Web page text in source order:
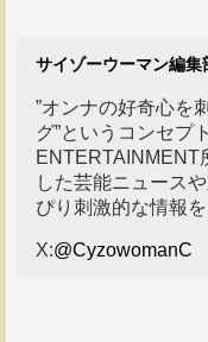
サイゾーウーマン編集
”オンナの好奇心を
グ”というコンセプ
ENTERTAINMENT
した芸能ニュース
ぴり刺激的な情報を
X:@CyzowomanC